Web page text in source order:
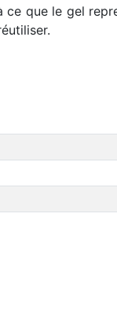
que le gel